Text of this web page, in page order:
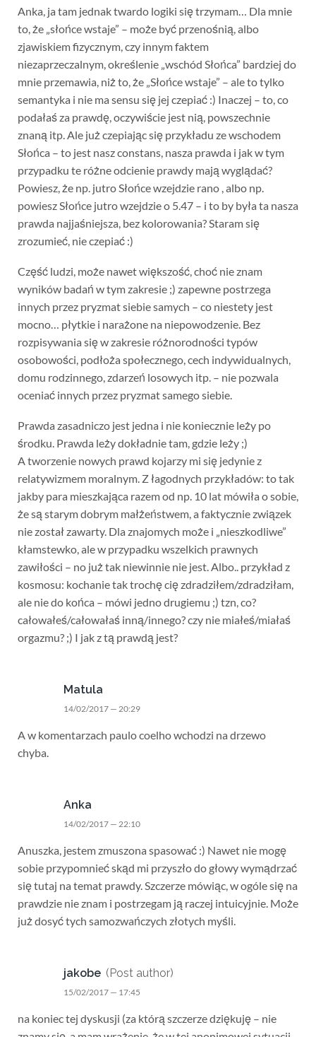
Anka, ja tam jednak twardo logiki się trzymam… Dla mnie
to, że „słońce wstaje” – może być przenośnią, albo
zjawiskiem fizycznym, czy innym faktem
niezaprzeczalnym, określenie „wschód Słońca” bardziej do
mnie przemawia, niż to, że „Słońce wstaje” – ale to tylko
semantyka i nie ma sensu się jej czepiać :) Inaczej – to, co
podałaś za prawdę, oczywiście jest nią, powszechnie
znaną itp. Ale już czepiając się przykładu ze wschodem
Słońca – to jest nasz constans, nasza prawda i jak w tym
przypadku te różne odcienie prawdy mają wyglądać?
Powiesz, że np. jutro Słońce wzejdzie rano , albo np.
powiesz Słońce jutro wzejdzie o 5.47 – i to by była ta nasza
prawda najjaśniejsza, bez kolorowania? Staram się
zrozumieć, nie czepiać :)
Część ludzi, może nawet większość, choć nie znam
wyników badań w tym zakresie ;) zapewne postrzega
innych przez pryzmat siebie samych – co niestety jest
mocno… płytkie i narażone na niepowodzenie. Bez
rozpisywania się w zakresie różnorodności typów
osobowości, podłoża społecznego, cech indywidualnych,
domu rodzinnego, zdarzeń losowych itp. – nie pozwala
oceniać innych przez pryzmat samego siebie.
Prawda zasadniczo jest jedna i nie koniecznie leży po
środku. Prawda leży dokładnie tam, gdzie leży ;)
A tworzenie nowych prawd kojarzy mi się jedynie z
relatywizmem moralnym. Z łagodnych przykładów: to tak
jakby para mieszkająca razem od np. 10 lat mówiła o sobie,
że są starym dobrym małżeństwem, a faktycznie związek
nie został zawarty. Dla znajomych może i „nieszkodliwe”
kłamstewko, ale w przypadku wszelkich prawnych
zawiłości – no już tak niewinnie nie jest. Albo.. przykład z
kosmosu: kochanie tak trochę cię zdradziłem/zdradziłam,
ale nie do końca – mówi jedno drugiemu ;) tzn, co?
całowałeś/całowałaś inną/innego? czy nie miałeś/miałaś
orgazmu? ;) I jak z tą prawdą jest?
Matula
14/02/2017 — 20:29
A w komentarzach paulo coelho wchodzi na drzewo
chyba.
Anka
14/02/2017 — 22:10
Anuszka, jestem zmuszona spasować :) Nawet nie mogę
sobie przypomnieć skąd mi przyszło do głowy wymądrzać
się tutaj na temat prawdy. Szczerze mówiąc, w ogóle się na
prawdzie nie znam i postrzegam ją raczej intuicyjnie. Może
już dosyć tych samozwańczych złotych myśli.
jakobe (Post author)
15/02/2017 — 17:45
na koniec tej dyskusji (za którą szczerze dziękuję – nie